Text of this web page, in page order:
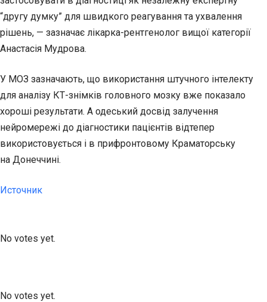
“другу думку” для швидкого реагування та ухвалення
рішень, — зазначає лікарка-рентгенолог вищої категорії
Анастасія Мудрова.
У МОЗ зазначають, що використання штучного інтелекту
для аналізу КТ-знімків головного мозку вже показало
хороші результати. А одеський досвід залучення
нейромережі до діагностики пацієнтів відтепер
використовується і в прифронтовому Краматорську
на Донеччині.
Источник
No votes yet.
No votes yet.